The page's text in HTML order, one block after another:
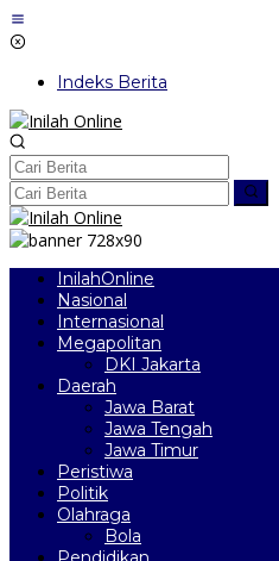
Lewati
ke
Indeks Berita
InilahOnline
Nasional
Internasional
Megapolitan
DKI Jakarta
Daerah
Jawa Barat
Jawa Tengah
Jawa Timur
Peristiwa
Politik
Olahraga
Bola